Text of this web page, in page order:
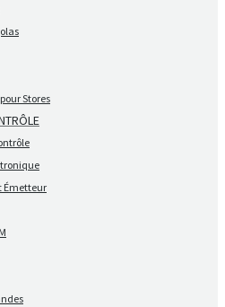
Stores
Émetteur